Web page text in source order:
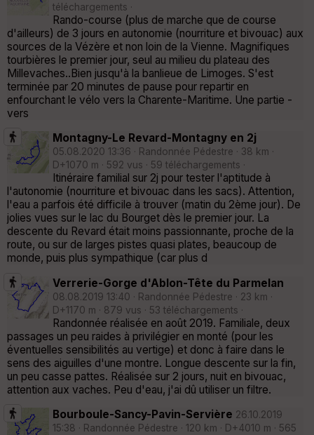
téléchargements ·
Rando-course (plus de marche que de course
d'ailleurs) de 3 jours en autonomie (nourriture et bivouac) aux
sources de la Vézère et non loin de la Vienne. Magnifiques
tourbières le premier jour, seul au milieu du plateau des
Millevaches..Bien jusqu'à la banlieue de Limoges. S'est
terminée par 20 minutes de pause pour repartir en
enfourchant le vélo vers la Charente-Maritime. Une partie -
vers
Montagny-Le Revard-Montagny en 2j
05.08.2020 13:36 · Randonnée Pédestre · 38 km ·
D+1070 m · 592 vus · 59 téléchargements ·
Itinéraire familial sur 2j pour tester l'aptitude à
l'autonomie (nourriture et bivouac dans les sacs). Attention,
l'eau a parfois été difficile à trouver (matin du 2ème jour). De
jolies vues sur le lac du Bourget dès le premier jour. La
descente du Revard était moins passionnante, proche de la
route, ou sur de larges pistes quasi plates, beaucoup de
monde, puis plus sympathique (car plus d
Verrerie-Gorge d'Ablon-Tête du Parmelan
08.08.2019 13:40 · Randonnée Pédestre · 23 km ·
D+1170 m · 879 vus · 53 téléchargements ·
Randonnée réalisée en août 2019. Familiale, deux
passages un peu raides à privilégier en monté (pour les
éventuelles sensibilités au vertige) et donc à faire dans le
sens des aiguilles d'une montre. Longue descente sur la fin,
un peu casse pattes. Réalisée sur 2 jours, nuit en bivouac,
attention aux vaches. Peu d'eau, j'ai dû utiliser un filtre.
Bourboule-Sancy-Pavin-Servière 26.10.2019
15:38 · Randonnée Pédestre · 120 km · D+4010 m · 565